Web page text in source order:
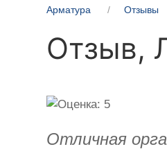
Арматура Отзывы
Отзыв,
Отличная